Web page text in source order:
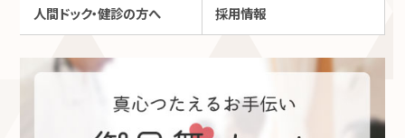
人間ドック・健診の方へ 採用情報